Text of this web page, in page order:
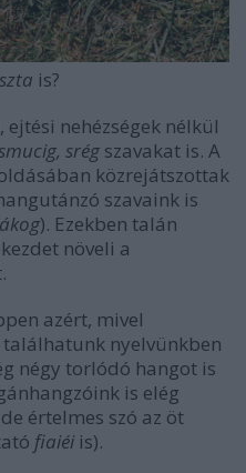
is?
nehézségek nélkül
srég szavakat is. A
közrejátszottak
szavaink is
). Ezekben talán
növeli a
azért, mivel
nyelvünkben
négy torlódó hangot is
is elég
de értelmes szó az öt
fiaiéi is).